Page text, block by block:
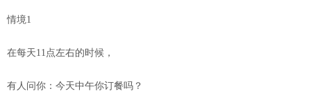
情境1
在每天11点左右的时候，
有人问你：今天中午你订餐吗？